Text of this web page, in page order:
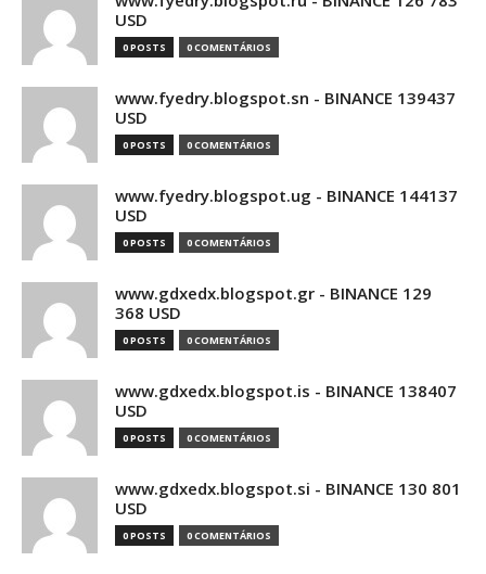
USD
0 POSTS 0 COMENTÁRIOS
www.fyedry.blogspot.sn - BINANCE 139437
USD
0 POSTS 0 COMENTÁRIOS
www.fyedry.blogspot.ug - BINANCE 144137
USD
0 POSTS 0 COMENTÁRIOS
www.gdxedx.blogspot.gr - BINANCE 129
368 USD
0 POSTS 0 COMENTÁRIOS
www.gdxedx.blogspot.is - BINANCE 138407
USD
0 POSTS 0 COMENTÁRIOS
www.gdxedx.blogspot.si - BINANCE 130 801
USD
0 POSTS 0 COMENTÁRIOS